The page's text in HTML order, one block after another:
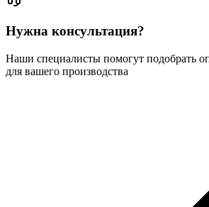
Нужна консультация?
Наши специалисты помогут подобрать
для вашего производства